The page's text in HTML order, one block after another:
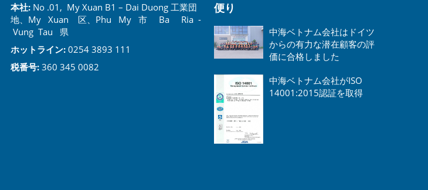
本社: No .01, My Xuan B1 – Dai Duong 工業団
地、My Xuan 区、Phu My 市 Ba Ria -
Vung Tau 県
ホットライン:0254 3893 111
税番号:360 345 0082
便り
中海ベトナム会社はドイツ
からの有力な潜在顧客の評
価に合格しました
中海ベトナム会社がISO
14001:2015認証を取得